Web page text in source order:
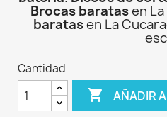
Brocas baratasen
baratasen La
Cantidad
 AÑADIR